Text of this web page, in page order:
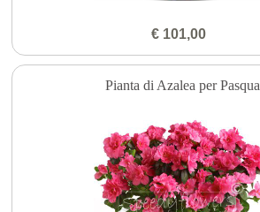
€ 101,00
Pianta di Azalea per Pasqua